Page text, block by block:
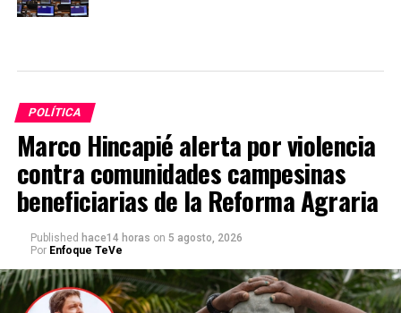
POLÍTICA
Marco Hincapié alerta por violencia
contra comunidades campesinas
beneficiarias de la Reforma Agraria
Published hace14 horas on 5 agosto, 2026
Por Enfoque TeVe